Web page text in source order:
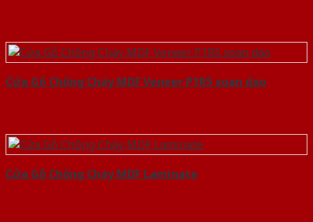
Cửa Gỗ Chống Cháy MDF Veneer P1R5 xoan dao
Cửa Gỗ Chống Cháy MDF Laminate